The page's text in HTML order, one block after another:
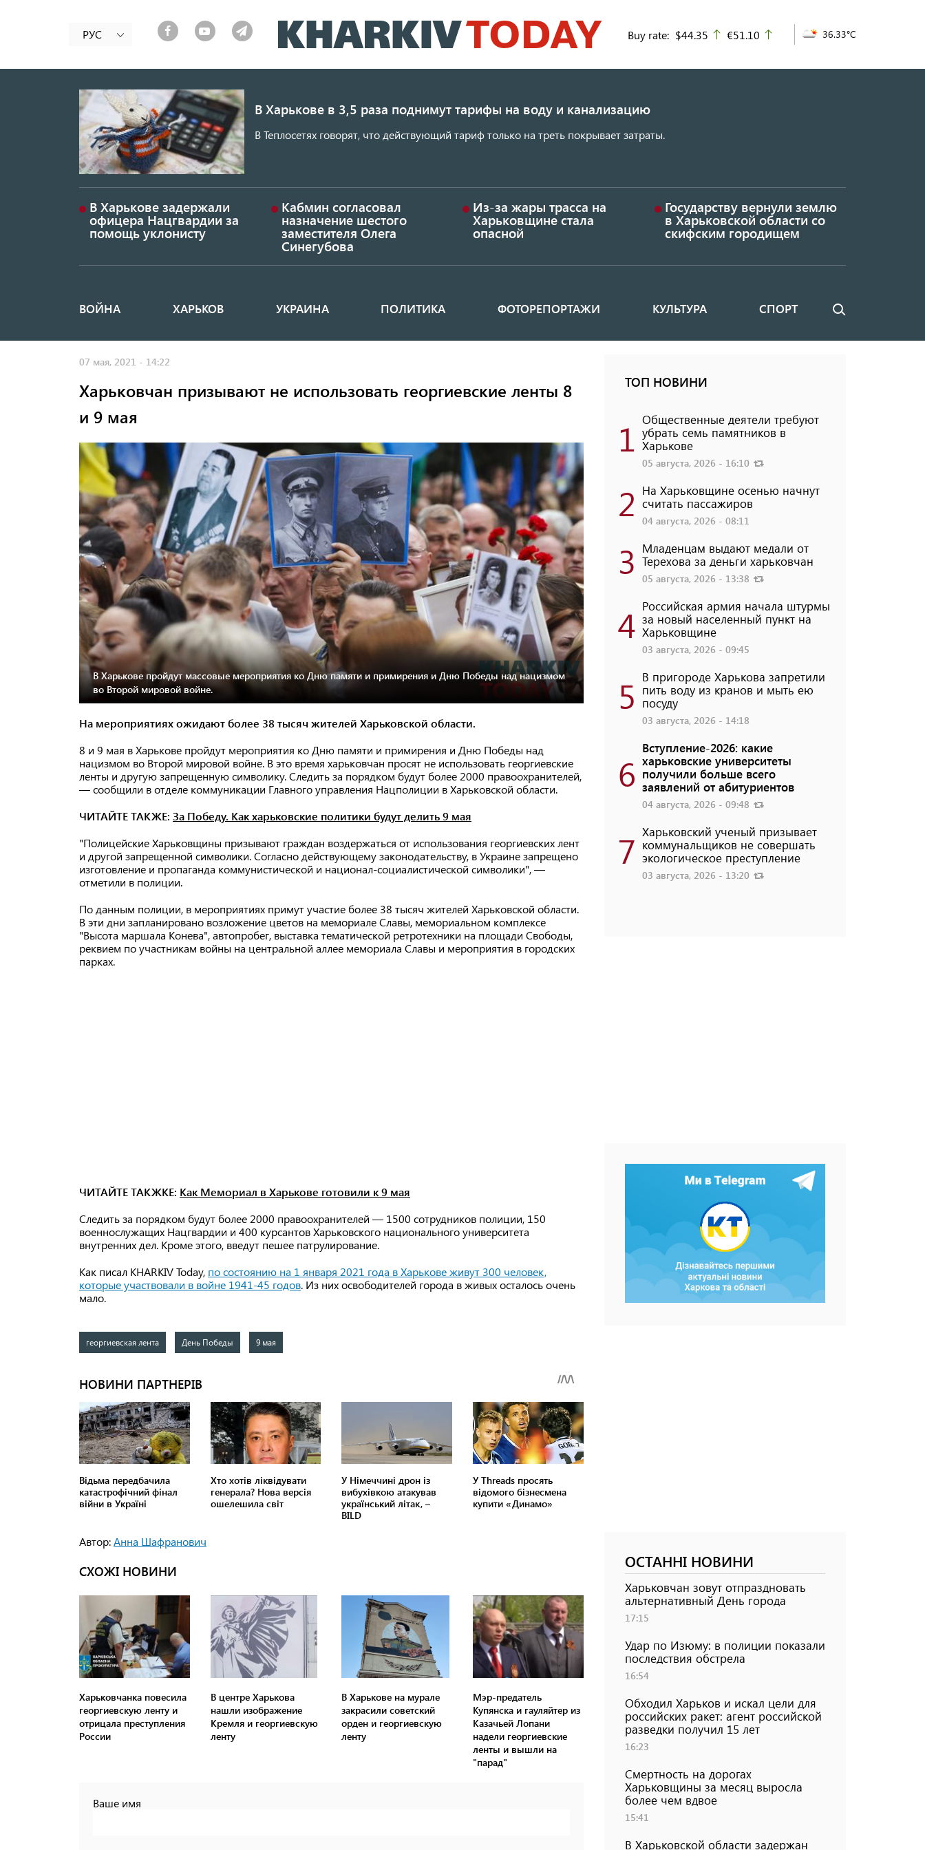
к
основному
РУС Buy rate: $44.35 up
€51.10 36.33°C
В Харькове в 3,5 раза поднимут тарифы на воду и канализацию
В Теплосетях говорят, что действующий тариф только на треть покрывает затраты.
В Харькове задержали
офицера Нацгвардии за
помощь уклонисту
Кабмин согласовал
назначение шестого
заместителя Олега
Синегубова
Из-за жары трасса на
Харьковщине стала
опасной
Государству вернули землю
в Харьковской области со
скифским городищем
Основная
ВОЙНА ХАРЬКОВ УКРАИНА ПОЛИТИКА ФОТОРЕПОРТАЖИ КУЛЬТУРА СПОРТ Поиск
07 мая, 2021 - 14:22
Харьковчан призывают не использовать георгиевские ленты 8
и 9 мая
В Харькове пройдут массовые мероприятия ко Дню памяти и примирения и Дню Победы над нацизмом
во Второй мировой войне.
На мероприятиях ожидают более 38 тысяч жителей Харьковской области.
8 и 9 мая в Харькове пройдут мероприятия ко Дню памяти и примирения и Дню Победы над
нацизмом во Второй мировой войне. В это время харьковчан просят не использовать георгиевские
ленты и другую запрещенную символику. Следить за порядком будут более 2000 правоохранителей,
— сообщили в отделе коммуникации Главного управления Нацполиции в Харьковской области.
ЧИТАЙТЕ ТАКЖЕ: За Победу. Как харьковские политики будут делить 9 мая
"Полицейские Харьковщины призывают граждан воздержаться от использования георгиевских лент
и другой запрещенной символики. Согласно действующему законодательству, в Украине запрещено
изготовление и пропаганда коммунистической и национал-социалистической символики", —
отметили в полиции.
По данным полиции, в мероприятиях примут участие более 38 тысяч жителей Харьковской области.
В эти дни запланировано возложение цветов на мемориале Славы, мемориальном комплексе
"Высота маршала Конева", автопробег, выставка тематической ретротехники на площади Свободы,
реквием по участникам войны на центральной аллее мемориала Славы и мероприятия в городских
парках.
ЧИТАЙТЕ ТАКЖКЕ: Как Мемориал в Харькове готовили к 9 мая
Следить за порядком будут более 2000 правоохранителей — 1500 сотрудников полиции, 150
военнослужащих Нацгвардии и 400 курсантов Харьковского национального университета
внутренних дел. Кроме этого, введут пешее патрулирование.
Как писал KHARKIV Today, по состоянию на 1 января 2021 года в Харькове живут 300 человек,
которые участвовали в войне 1941-45 годов. Из них освободителей города в живых осталось очень
мало.
георгиевская лента День Победы 9 мая
Автор:Анна Шафранович
СХОЖІ НОВИНИ
Харьковчанка повесила
георгиевскую ленту и
отрицала преступления
России
В центре Харькова
нашли изображение
Кремля и георгиевскую
ленту
В Харькове на мурале
закрасили советский
орден и георгиевскую
ленту
Мэр-предатель
Купянска и гауляйтер из
Казачьей Лопани
надели георгиевские
ленты и вышли на
"парад"
Ваше имя
ТОП НОВИНИ
1 Общественные деятели требуют
убрать семь памятников в
Харькове
05 августа, 2026 - 16:10
2 На Харьковщине осенью начнут
считать пассажиров
04 августа, 2026 - 08:11
3 Младенцам выдают медали от
Терехова за деньги харьковчан
05 августа, 2026 - 13:38
4 Российская армия начала штурмы
за новый населенный пункт на
Харьковщине
03 августа, 2026 - 09:45
5 В пригороде Харькова запретили
пить воду из кранов и мыть ею
посуду
03 августа, 2026 - 14:18
6
Вступление-2026: какие
харьковские университеты
получили больше всего
заявлений от абитуриентов
04 августа, 2026 - 09:48
7 Харьковский ученый призывает
коммунальщиков не совершать
экологическое преступление
03 августа, 2026 - 13:20
ОСТАННІ НОВИНИ
Харьковчан зовут отпраздновать
альтернативный День города
17:15
Удар по Изюму: в полиции показали
последствия обстрела
16:54
Обходил Харьков и искал цели для
российских ракет: агент российской
разведки получил 15 лет
16:23
Смертность на дорогах
Харьковщины за месяц выросла
более чем вдвое
15:41
В Харьковской области задержан